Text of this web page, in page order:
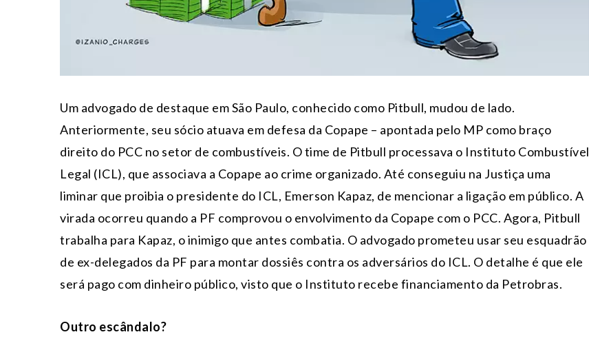
Um advogado de destaque em São Paulo, conhecido como Pitbull, mudou de lado.
Anteriormente, seu sócio atuava em defesa da Copape – apontada pelo MP como braço
direito do PCC no setor de combustíveis. O time de Pitbull processava o Instituto Combustível
Legal (ICL), que associava a Copape ao crime organizado. Até conseguiu na Justiça uma
liminar que proibia o presidente do ICL, Emerson Kapaz, de mencionar a ligação em público. A
virada ocorreu quando a PF comprovou o envolvimento da Copape com o PCC. Agora, Pitbull
trabalha para Kapaz, o inimigo que antes combatia. O advogado prometeu usar seu esquadrão
de ex-delegados da PF para montar dossiês contra os adversários do ICL. O detalhe é que ele
será pago com dinheiro público, visto que o Instituto recebe financiamento da Petrobras.
Outro escândalo?